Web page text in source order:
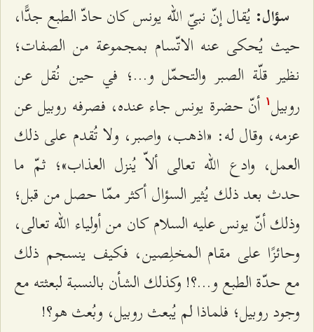
سؤال: يُقال إنّ نبيّ الله يونس كان حادّ الطبع جدًّا،
حيث يُحكى عنه الاتّسام بمجموعة من الصفات؛
نظير قلّة الصبر والتحمّل و...؛ في حين نُقل عن
روبيل۱ أنّ حضرة يونس جاء عنده، فصرفه روبيل عن
عزمه، وقال له: «اذهب، واصبر، ولا تُقدم على ذلك
العمل، وادع الله تعالى ألاّ يُنزل العذاب»؛ ثمّ ما
حدث بعد ذلك يُثير السؤال أكثر ممّا حصل من قبل؛
وذلك أنّ يونس عليه السلام كان من أولياء الله تعالى،
وحائزًا على مقام المخلِصين، فكيف ينسجم ذلك
مع حدّة الطبع و...؟! وكذلك الشأن بالنسبة لبعثته مع
وجود روبيل؛ فلماذا لم يُبعث روبيل، وبُعث هو؟!